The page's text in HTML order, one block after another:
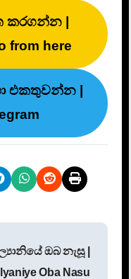
කරගන්න |
from here
එකතුවන්න |
ඔබ නැසූ |
Oba Nasu